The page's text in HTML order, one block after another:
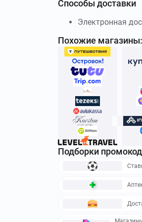
Способы доставки
Электронная
Похожие магазины:
Подборки